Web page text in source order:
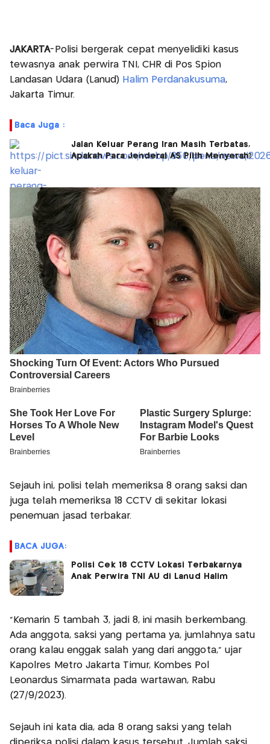
JAKARTA-Polisi bergerak cepat menyelidiki kasus
tewasnya anak perwira TNI, CHR di Pos Spion
Landasan Udara (Lanud) Halim Perdanakusuma,
Jakarta Timur.
Baca Juga :
Jalan Keluar Perang Iran Masih Terbatas,
Apakah Para Jenderal AS Pilih Menyerah?
Sejauh ini, polisi telah memeriksa 8 orang saksi dan
juga telah memeriksa 18 CCTV di sekitar lokasi
penemuan jasad terbakar.
BACA JUGA:
Polisi Cek 18 CCTV Lokasi Terbakarnya
Anak Perwira TNI AU di Lanud Halim
"Kemarin 5 tambah 3, jadi 8, ini masih berkembang.
Ada anggota, saksi yang pertama ya, jumlahnya satu
orang kalau enggak salah yang dari anggota," ujar
Kapolres Metro Jakarta Timur, Kombes Pol
Leonardus Simarmata pada wartawan, Rabu
(27/9/2023).
Sejauh ini kata dia, ada 8 orang saksi yang telah